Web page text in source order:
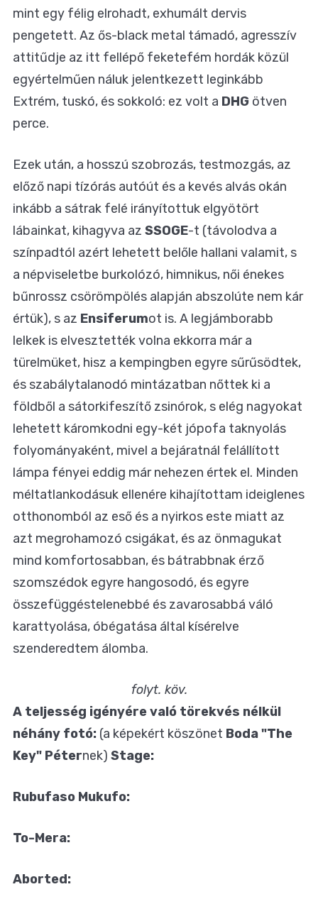
mint egy félig elrohadt, exhumált dervis
pengetett. Az ős-black metal támadó, agresszív
attitűdje az itt fellépő feketefém hordák közül
egyértelműen náluk jelentkezett leginkább
Extrém, tuskó, és sokkoló: ez volt a DHG ötven
perce.
Ezek után, a hosszú szobrozás, testmozgás, az
előző napi tízórás autóút és a kevés alvás okán
inkább a sátrak felé irányítottuk elgyötört
lábainkat, kihagyva az SSOGE-t (távolodva a
színpadtól azért lehetett belőle hallani valamit, s
a népviseletbe burkolózó, himnikus, női énekes
bűnrossz csörömpölés alapján abszolúte nem kár
értük), s az Ensiferumot is. A legjámborabb
lelkek is elvesztették volna ekkorra már a
türelmüket, hisz a kempingben egyre sűrűsödtek,
és szabálytalanodó mintázatban nőttek ki a
földből a sátorkifeszítő zsinórok, s elég nagyokat
lehetett káromkodni egy-két jópofa taknyolás
folyományaként, mivel a bejáratnál felállított
lámpa fényei eddig már nehezen értek el. Minden
méltatlankodásuk ellenére kihajítottam ideiglenes
otthonomból az eső és a nyirkos este miatt az
azt megrohamozó csigákat, és az önmagukat
mind komfortosabban, és bátrabbnak érző
szomszédok egyre hangosodó, és egyre
összefüggéstelenebbé és zavarosabbá váló
karattyolása, óbégatása által kísérelve
szenderedtem álomba.
folyt. köv.
A teljesség igényére való törekvés nélkül
néhány fotó: (a képekért köszönet Boda "The
Key" Péternek) Stage:
Rubufaso Mukufo:
To-Mera:
Aborted: